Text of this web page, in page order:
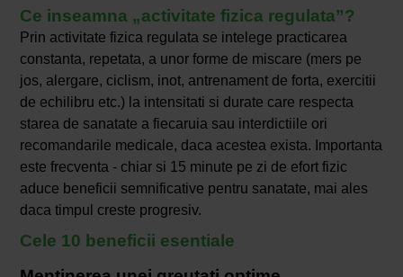
Ce inseamna „activitate fizica regulata”?
Prin activitate fizica regulata se intelege practicarea
constanta, repetata, a unor forme de miscare (mers pe
jos, alergare, ciclism, inot, antrenament de forta, exercitii
de echilibru etc.) la intensitati si durate care respecta
starea de sanatate a fiecaruia sau interdictiile ori
recomandarile medicale, daca acestea exista. Importanta
este frecventa - chiar si 15 minute pe zi de efort fizic
aduce beneficii semnificative pentru sanatate, mai ales
daca timpul creste progresiv.
Cele 10 beneficii esentiale